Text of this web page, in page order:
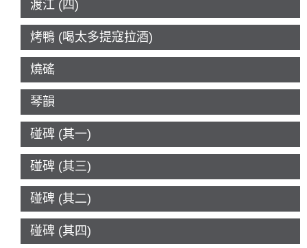
渡江 (四)
烤鴨 (喝太多提寇拉酒)
燒磘
琴韻
碰碑 (其一)
碰碑 (其三)
碰碑 (其二)
碰碑 (其四)